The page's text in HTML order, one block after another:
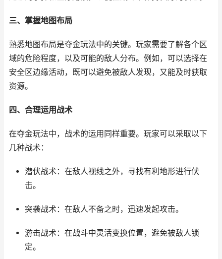
三、掌握地图布局
熟悉地图布局是夺金玩法中的关键。玩家需要了解各个区
域的危险程度，以及可能的敌人分布。例如，可以选择在
安全区边缘活动，既可以避免被敌人发现，又能及时获取
资源。
四、合理运用战术
在夺金玩法中，战术的运用同样重要。玩家可以采取以下
几种战术：
潜伏战术：在敌人视线之外，寻找有利地形进行伏
击。
突袭战术：在敌人不备之时，迅速发起攻击。
游击战术：在战斗中灵活变换位置，避免被敌人锁
定。